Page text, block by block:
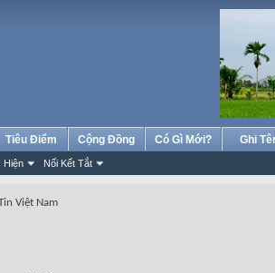
Hiện Nối Kết Tắt
Tiêu Điểm Cộng Đồng Có Gì Mới? Ghi
Việt Nam